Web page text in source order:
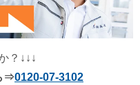
？↓↓↓
⇒0120-07-3102